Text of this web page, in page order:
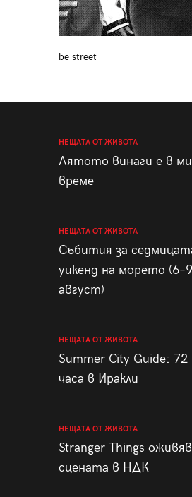
be street
НЕЩАТА ОТ ЖИВОТА
Лятото винаги е в
време
НЕЩАТА ОТ ЖИВОТА
Събития за
уикенд на морето (6–9
август)
НЕЩАТА ОТ ЖИВОТА
Summer City Guide: 72
часа в Иракли
НЕЩАТА ОТ ЖИВОТА
Stranger Things
сцената в НДК